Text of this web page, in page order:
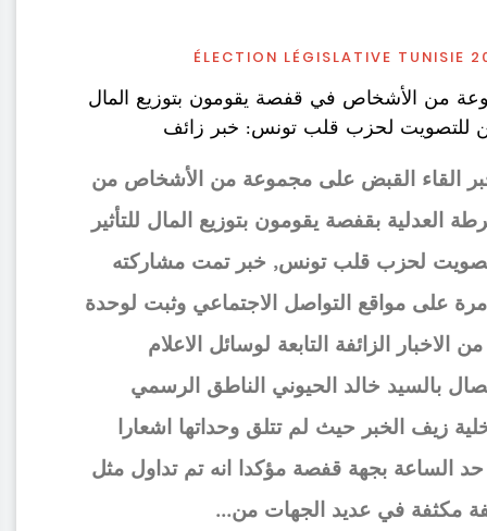
ÉLECTION LÉGISLATIVE TUNISIE
من الأشخاص في قفصة يقومون بتوزيع المال
للتصويت لحزب قلب تونس: خبر زائف
القاء القبض على مجموعة من الأشخاص من
العدلية بقفصة يقومون بتوزيع المال للتأثير
لحزب قلب تونس, خبر تمت مشاركته
3الاف مرة على مواقع التواصل الاجتماعي وثبت لوحدة
الاخبار الزائفة التابعة لوسائل الاعلام
بالسيد خالد الحيوني الناطق الرسمي
زيف الخبر حيث لم تتلق وحداتها اشعارا
حد الساعة بجهة قفصة مؤكدا انه تم تداول مثل
مكثفة في عديد الجهات من...